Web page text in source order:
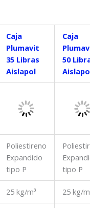
Caja
Plumavit
35 Libras
Aislapol
Caja
50
Poliestireno
Expandido
tipo P
tipo P
25 kg/m³ 25 kg/